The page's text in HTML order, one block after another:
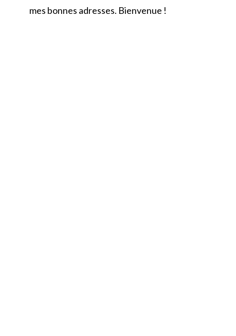
mes bonnes adresses. Bienvenue !